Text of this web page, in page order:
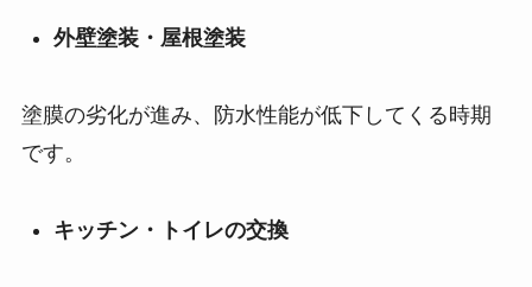
外壁塗装・屋根塗装
塗膜の劣化が進み、防水性能が低下してくる時期
です。
キッチン・トイレの交換